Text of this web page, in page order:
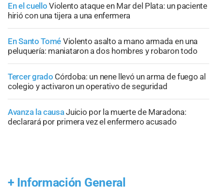
En el cuello Violento ataque en Mar del Plata: un paciente
hirió con una tijera a una enfermera
En Santo Tomé Violento asalto a mano armada en una
peluquería: maniataron a dos hombres y robaron todo
Tercer grado Córdoba: un nene llevó un arma de fuego al
colegio y activaron un operativo de seguridad
Avanza la causaJuicio por la muerte de Maradona:
declarará por primera vez el enfermero acusado
+ Información General